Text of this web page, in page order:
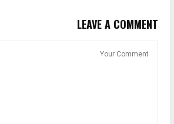
LEAVE A COMMENT